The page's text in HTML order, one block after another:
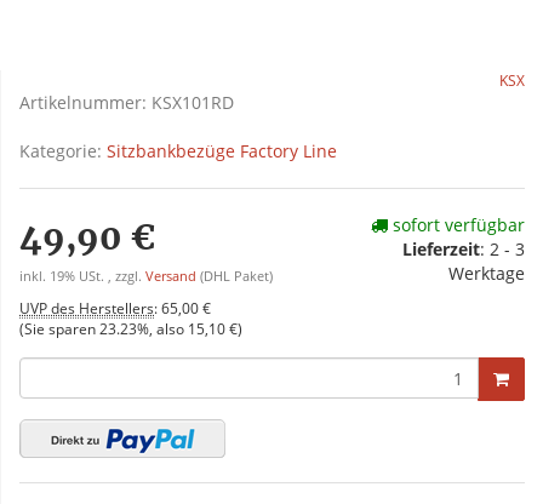
KSX
Artikelnummer: KSX101RD
Kategorie: Sitzbankbezüge Factory Line
49,90 €
inkl. 19% USt. , zzgl. Versand (DHL Paket)
UVP des Herstellers:65,00 €
(Sie sparen 23.23% , also 15,10 €)
sofort verfügbar
Lieferzeit: 2 - 3
Werktage